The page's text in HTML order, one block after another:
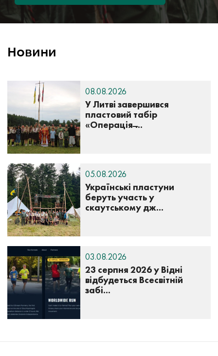
Новини
У Литві завершився
пластовий табір
«Операція ̶...
08.08.2026
Українські пластуни
беруть участь у
скаутському дж...
05.08.2026
23 серпня 2026 у Відні
відбудеться Всесвітній
забі...
03.08.2026